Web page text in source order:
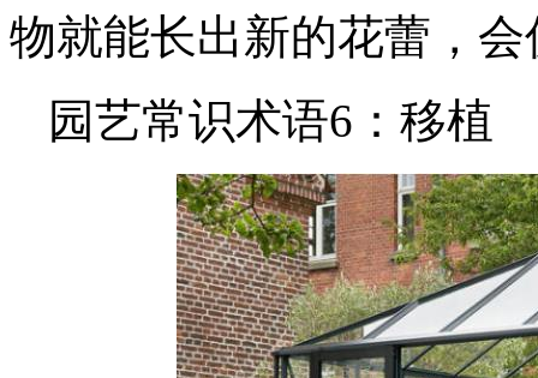
物就能长出新的花蕾，
园艺常识术语6：移植